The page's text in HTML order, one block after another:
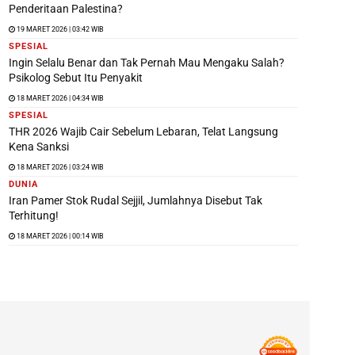
Penderitaan Palestina?
19 MARET 2026 | 03:42 WIB
SPESIAL
Ingin Selalu Benar dan Tak Pernah Mau Mengaku Salah?
Psikolog Sebut Itu Penyakit
18 MARET 2026 | 04:34 WIB
SPESIAL
THR 2026 Wajib Cair Sebelum Lebaran, Telat Langsung
Kena Sanksi
18 MARET 2026 | 03:24 WIB
DUNIA
Iran Pamer Stok Rudal Sejjil, Jumlahnya Disebut Tak
Terhitung!
18 MARET 2026 | 00:14 WIB